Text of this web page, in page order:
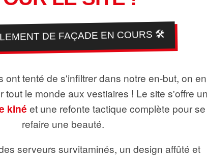
DE FAÇADE EN COURS 🛠️
ont tenté de s'infiltrer dans notre en-but, on en
tout le monde aux vestiaires ! Le site s'offre
kiné et une refonte tactique complète pour se
refaire une beauté.
serveurs survitaminés, un design affûté et